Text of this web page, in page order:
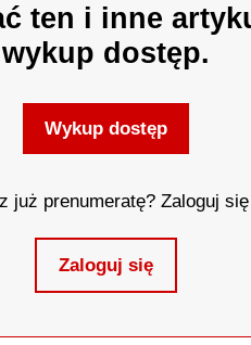
ten i inne
wykup dostęp.
Wykup dostęp
już prenumeratę? Zaloguj się
Zaloguj się